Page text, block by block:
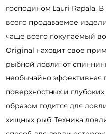
господином Lauri Rapala.
всего продаваемое
чаще всего покупаемый
Original находит свое
рыбной ловли: от
необычайно эффективная
поверхностных и
образом годится для
хищных рыб. Техника